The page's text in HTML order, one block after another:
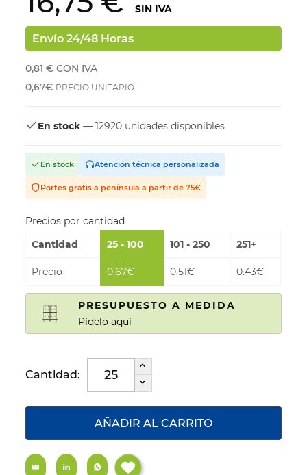
SIN IVA
Envío 24/48 Horas
0,81 € CON IVA
0,67€ PRECIO UNITARIO
En stock — 12920 unidades disponibles
En stock Atención técnica personalizada
Portes gratis a península a partir de 75€
Precios por cantidad
Cantidad
25 - 100 101 - 250 251+
Precio 0.67€ 0.51€ 0.43€
PRESUPUESTO A MEDIDA
Pídelo aquí
Cantidad:
AÑADIR AL CARRITO